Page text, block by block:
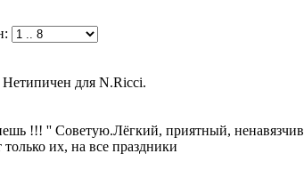
для N.Ricci.
!!! '' Советую.Лёгкий, приятный,
их, на все праздники